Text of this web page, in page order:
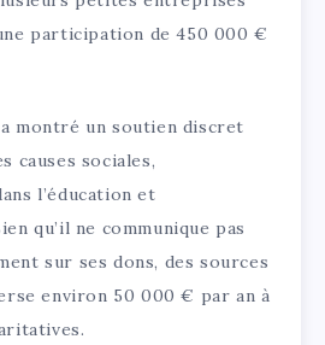
participation de 450 000 €
montré un soutien discret
causes sociales,
l’éducation et
qu’il ne communique pas
sur ses dons, des sources
environ 50 000 € par an à